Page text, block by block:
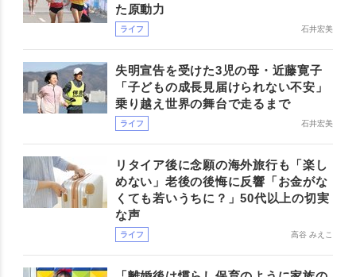
た原動力
ライフ 石井宏美
失明宣告を受けた3児の母・近藤寛子
「子どもの成長見届けられない不安」
乗り越え世界の舞台で走るまで
ライフ 石井宏美
リタイア後に念願の海外旅行も「楽し
めない」老後の後悔に反響「お金がな
くても若いうちに？」50代以上の切実
な声
ライフ 高谷 みえこ